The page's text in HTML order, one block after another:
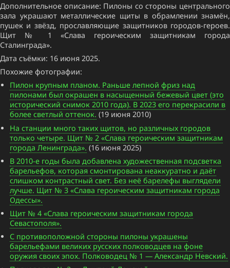
Дополнительное описание: Пилоны со стороны центрального
зала украшают металлические щиты в обрамлении знамён,
пушек и звёзд, прославляющие защитников городов-героев.
Щит № 1 «Слава героическим защитникам города
Сталинграда».
Дата съёмки: 16 июня 2025.
Похожие фотографии:
Пилон крупным планом. Раньше лепной фриз над
пилонами был окрашен в насыщенный бежевый цвет (это
исторический снимок 2010 года). В 2023 его перекрасили в
более светлый оттенок. (19 июня 2010)
На станции много таких щитов, но различных городов
только четыре. Щит № 2 «Слава героическим защитникам
города Ленинграда». (16 июня 2025)
В 2010-е годы была добавлена художественная подсветка
барельефов, которая смонтирована неаккуратно и даёт
слишком контрастный свет. Без неё барелефы выглядели
лучше. Щит № 3 «Слава героическим защитникам города
Одессы».
Щит № 4 «Слава героическим защитникам города
Севастополя».
С противоположной стороны пилоны украшены
барельефами великих русских полководцев на фоне
оружия своих эпох. Полководец № 1 — Александр Невский.